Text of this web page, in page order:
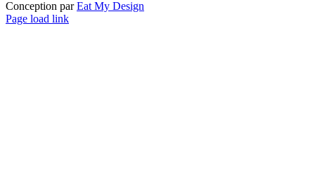
Conception parEat My Design
Facebook
YouTube
LinkedIn
Email
Page load link